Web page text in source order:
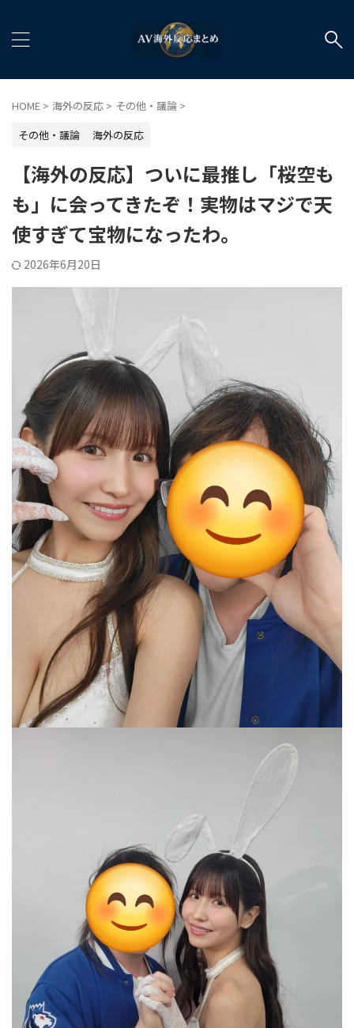
HOME > 海外の反応 > その他・議論 >
その他・議論
海外の反応
【海外の反応】ついに最推し「桜空も
も」に会ってきたぞ！実物はマジで天
使すぎて宝物になったわ。
2026年6月20日